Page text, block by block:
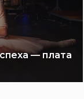
— плата